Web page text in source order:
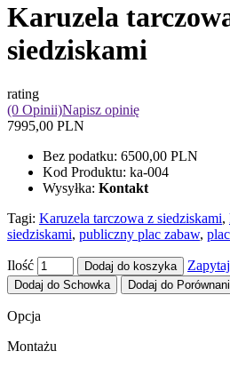
Karuzela
siedziskami
rating
(0 Opinii)Napisz opinię
7995,00 PLN
Bez podatku: 6500,00 PLN
Kod Produktu: ka-004
Wysyłka: Kontakt
Tagi: Karuzela tarczowa z siedziskami,
siedziskami, publiczny plac zabaw,
Ilość Dodaj do koszyka
Dodaj do Schowka Dodaj do
Opcja
Montażu